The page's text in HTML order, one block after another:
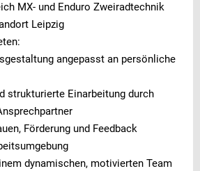
MX- und Enduro Zweiradtechnik
Leipzig
angepasst an persönliche
strukturierte Einarbeitung durch
Förderung und Feedback
dynamischen, motivierten Team